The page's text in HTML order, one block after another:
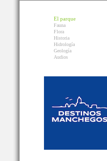
El parque
Fauna
Flora
Historia
Hidrología
Geología
Audios